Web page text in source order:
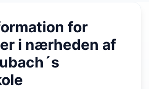
for
i nærheden af